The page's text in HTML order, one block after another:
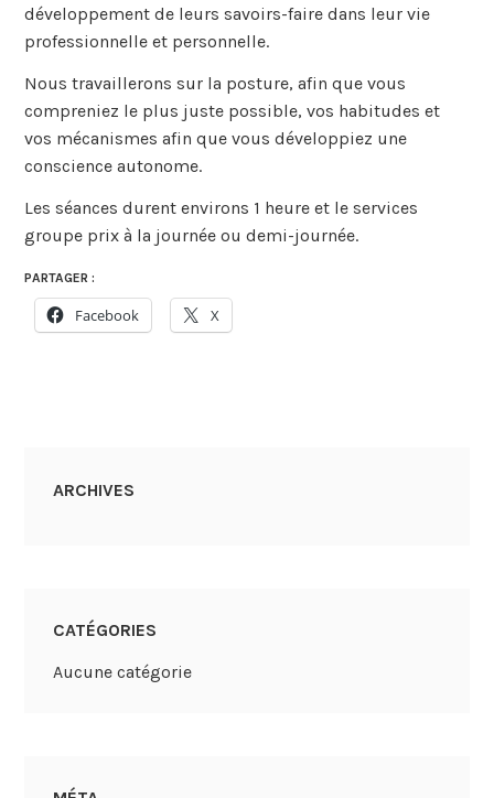
développement de leurs savoirs-faire dans leur vie
professionnelle et personnelle.
Nous travaillerons sur la posture, afin que vous
compreniez le plus juste possible, vos habitudes et
vos mécanismes afin que vous développiez une
conscience autonome.
Les séances durent environs 1 heure et le services
groupe prix à la journée ou demi-journée.
PARTAGER :
Facebook X
ARCHIVES
CATÉGORIES
Aucune catégorie